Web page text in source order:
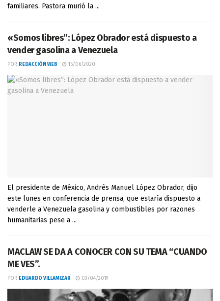
familiares. Pastora murió la ...
«Somos libres”: López Obrador está dispuesto a
vender gasolina a Venezuela
POR REDACCIÓN WEB 15/06/2020
El presidente de México, Andrés Manuel López Obrador, dijo
este lunes en conferencia de prensa, que estaría dispuesto a
venderle a Venezuela gasolina y combustibles por razones
humanitarias pese a ...
MACLAW SE DA A CONOCER CON SU TEMA “CUANDO
ME VES”.
POR EDUARDO VILLAMIZAR 03/04/2019